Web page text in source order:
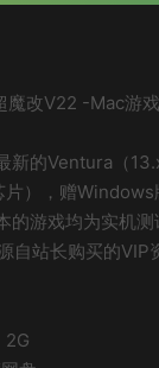
魔改V22 -Mac游
新的Ventura（
），赠Windows
游戏均为实机测
站长购买的VIP
2G